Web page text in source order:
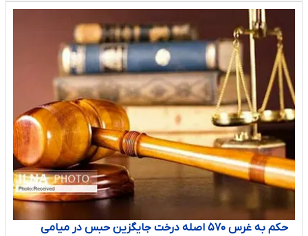
حکم به غرس ۵۷۰ اصله درخت جایگزین حبس در میامی